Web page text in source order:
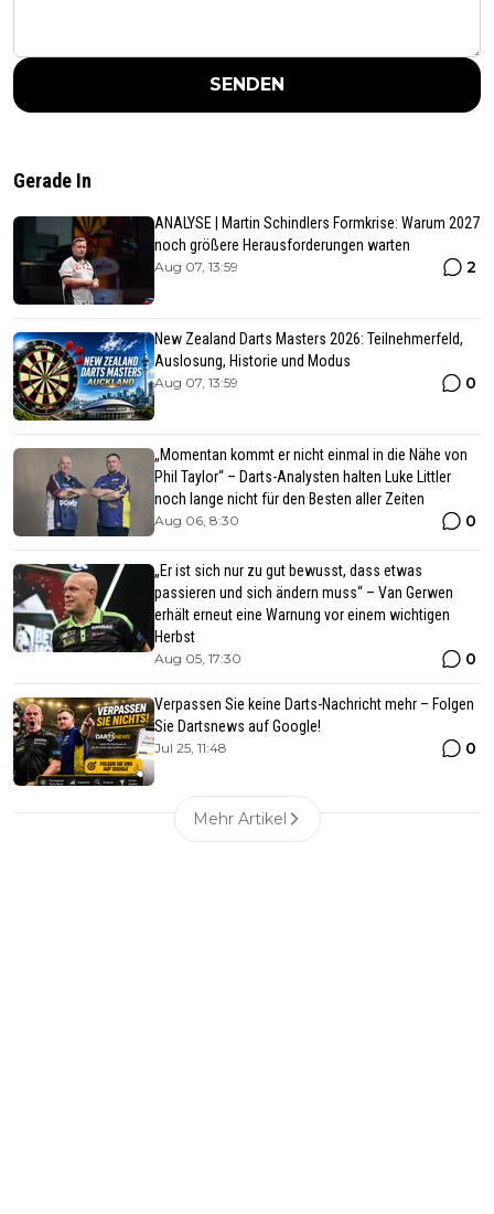
SENDEN
Gerade In
ANALYSE | Martin Schindlers Formkrise: Warum 2027
noch größere Herausforderungen warten
Aug 07, 13:59 2
New Zealand Darts Masters 2026: Teilnehmerfeld,
Auslosung, Historie und Modus
Aug 07, 13:59 0
„Momentan kommt er nicht einmal in die Nähe von
Phil Taylor“ – Darts-Analysten halten Luke Littler
noch lange nicht für den Besten aller Zeiten
Aug 06, 8:30 0
„Er ist sich nur zu gut bewusst, dass etwas
passieren und sich ändern muss“ – Van Gerwen
erhält erneut eine Warnung vor einem wichtigen
Herbst
Aug 05, 17:30 0
Verpassen Sie keine Darts-Nachricht mehr – Folgen
Sie Dartsnews auf Google!
Jul 25, 11:48 0
Mehr Artikel